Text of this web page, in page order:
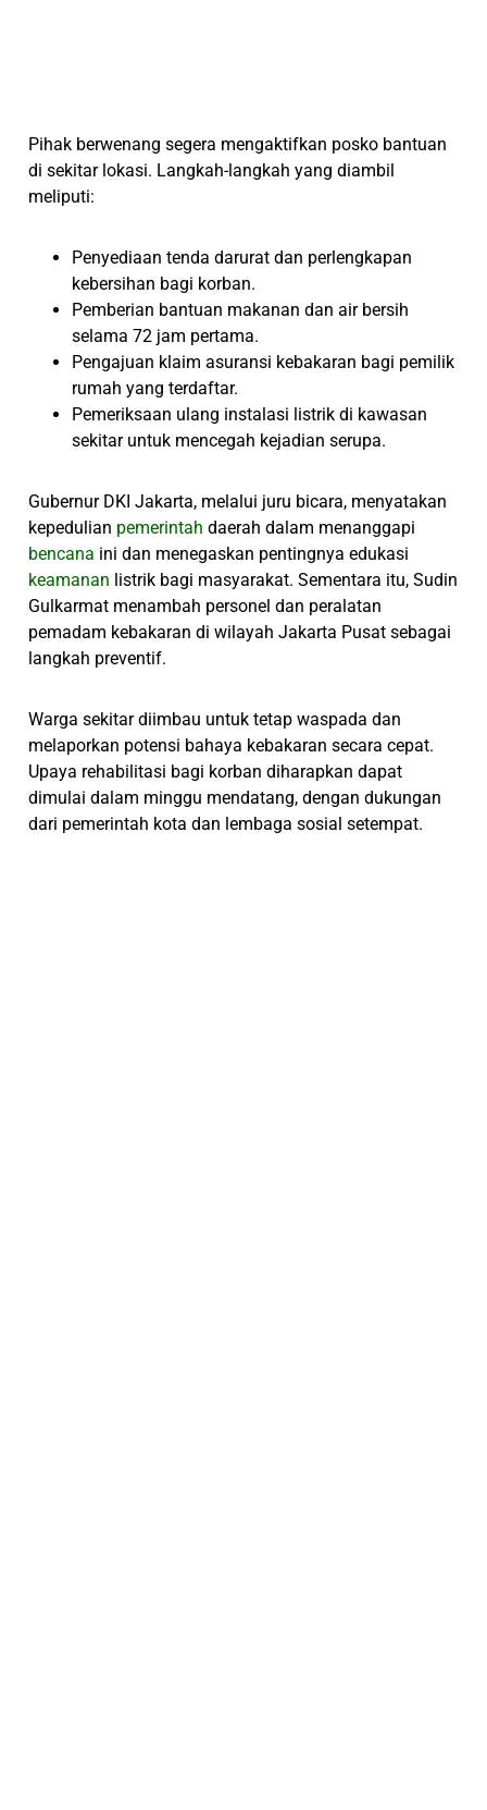
Pihak berwenang segera mengaktifkan posko bantuan
di sekitar lokasi. Langkah-langkah yang diambil
meliputi:
Penyediaan tenda darurat dan perlengkapan
kebersihan bagi korban.
Pemberian bantuan makanan dan air bersih
selama 72 jam pertama.
Pengajuan klaim asuransi kebakaran bagi pemilik
rumah yang terdaftar.
Pemeriksaan ulang instalasi listrik di kawasan
sekitar untuk mencegah kejadian serupa.
Gubernur DKI Jakarta, melalui juru bicara, menyatakan
kepedulian pemerintah daerah dalam menanggapi
bencana ini dan menegaskan pentingnya edukasi
keamanan listrik bagi masyarakat. Sementara itu, Sudin
Gulkarmat menambah personel dan peralatan
pemadam kebakaran di wilayah Jakarta Pusat sebagai
langkah preventif.
Warga sekitar diimbau untuk tetap waspada dan
melaporkan potensi bahaya kebakaran secara cepat.
Upaya rehabilitasi bagi korban diharapkan dapat
dimulai dalam minggu mendatang, dengan dukungan
dari pemerintah kota dan lembaga sosial setempat.